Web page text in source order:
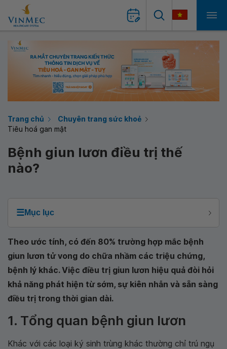
Trang chủ
Chuyên trang sức khoẻ
Tiêu hoá gan mật
Bệnh giun lươn điều trị thế
nào?
☰Mục lục
Theo ước tính, có đến 80% trường hợp mắc bệnh
giun lươn tử vong do chữa nhầm các triệu chứng,
bệnh lý khác. Việc điều trị giun lươn hiệu quả đòi hỏi
khả năng phát hiện từ sớm, sự kiên nhẫn và sẵn sàng
điều trị trong thời gian dài.
1. Tổng quan bệnh giun lươn
Khác với các loại ký sinh trùng khác thường chỉ trú ngụ